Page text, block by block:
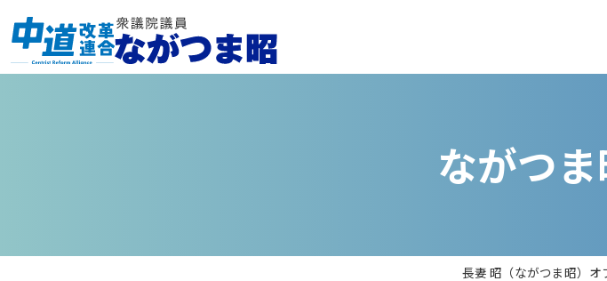
ながつま
長妻 昭（ながつま昭）オ